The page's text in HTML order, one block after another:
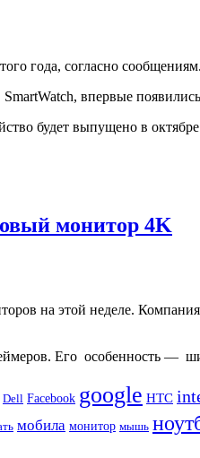
года, согласно сообщениям.
впервые
будет выпущено в
монитор 4K
на этой неделе.
Его особенность —
Dell Facebook google HTC
мобила монитор мышь